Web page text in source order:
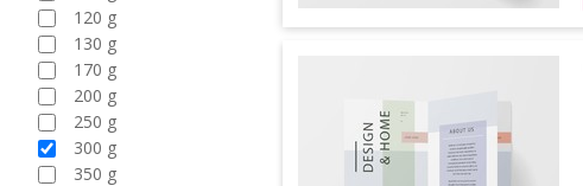
120 g
130 g
170 g
200 g
250 g
300 g
350 g